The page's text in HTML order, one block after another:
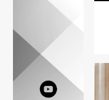
Beauty
Zdravlje